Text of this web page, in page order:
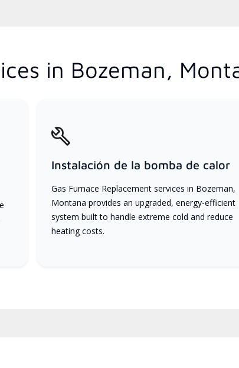
in Bozeman,
Instalación de la bomba de calor
Gas Furnace Replacement services in Bozeman,
Montana provides an upgraded, energy-efficient
system built to handle extreme cold and reduce
heating costs.